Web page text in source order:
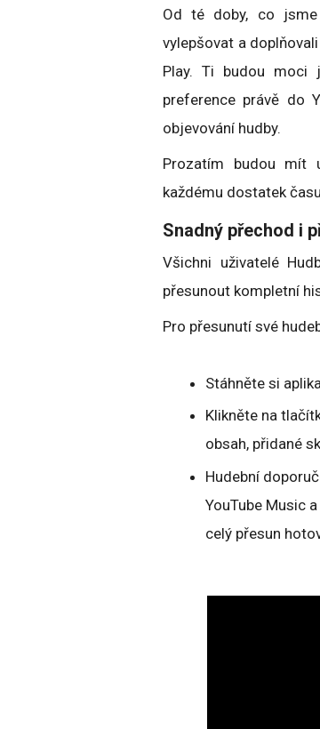
Od té doby, co jsme
vylepšovat a
Play. Ti budou moci
preference právě do
objevování hudby.
Prozatím budou mít
každému dostatek
Snadný přechod i
Všichni uživatelé
přesunout kompletní
Pro přesunutí své
Stáhněte si
Klikněte na
obsah, přidané
Hudební
YouTube Music
celý přesun